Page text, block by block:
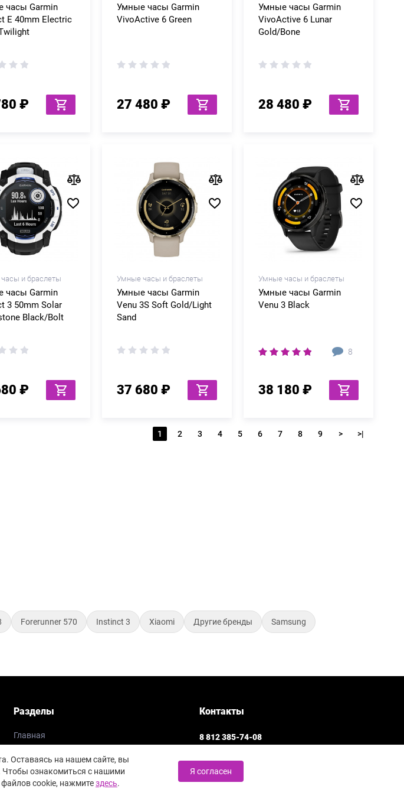
часы Garmin
E 40mm Electric
₽
Умные часы Garmin
VivoActive 6 Green
27 480 ₽
Умные часы Garmin
VivoActive 6 Lunar
Gold/Bone
28 480 ₽
и браслеты
часы Garmin
3 50mm Solar
Black/Bolt
₽
Умные часы и браслеты
Умные часы Garmin
Venu 3S Soft Gold/Light
Sand
37 680 ₽
Умные часы и браслеты
Умные часы Garmin
Venu 3 Black
8
38 180 ₽
1 2 3 4 5 6 7 8 9 > >|
Forerunner 570 Instinct 3 Xiaomi Другие бренды Samsung
Разделы
Главная
Как заказать
Контакты
8 812 385-74-08
Оставаясь на нашем сайте, вы
Чтобы ознакомиться с нашими
cookie, нажмитездесь.
Я согласен